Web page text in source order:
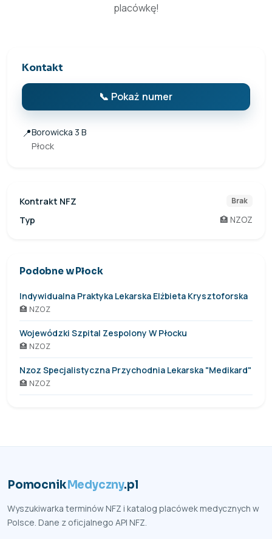
placówkę!
Kontakt
📞 Pokaż numer
📍Borowicka 3 B
Płock
Kontrakt NFZ Brak
Typ 🏥 NZOZ
Podobne w Płock
Indywidualna Praktyka Lekarska Elżbieta Krysztoforska
🏥 NZOZ
Wojewódzki Szpital Zespolony W Płocku
🏥 NZOZ
Nzoz Specjalistyczna Przychodnia Lekarska "Medikard"
🏥 NZOZ
PomocnikMedyczny.pl
Wyszukiwarka terminów NFZ i katalog placówek medycznych w
Polsce. Dane z oficjalnego API NFZ.